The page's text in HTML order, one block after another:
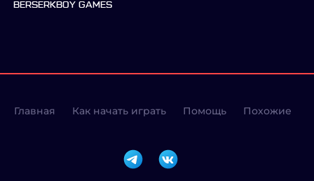
BERSERKBOY GAMES
Главная Как начать играть Помощь Похожие